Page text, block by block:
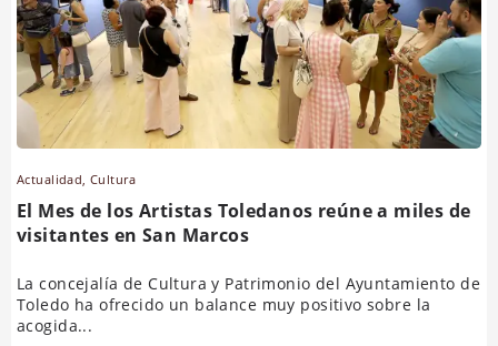
Actualidad,Cultura
El Mes de los Artistas Toledanos reúne a miles de
visitantes en San Marcos
La concejalía de Cultura y Patrimonio del Ayuntamiento de
Toledo ha ofrecido un balance muy positivo sobre la
acogida...